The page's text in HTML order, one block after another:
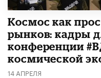
Космос как
рынков: кадры
конференции
космической
14 АПРЕЛЯ